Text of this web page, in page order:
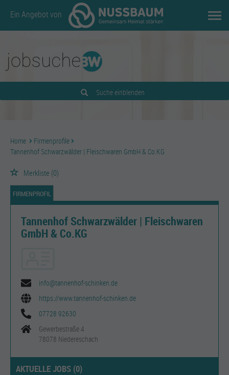
Ein Angebot von
Suche einblenden
Home
Firmenprofile
Tannenhof Schwarzwälder | Fleischwaren GmbH & Co.KG
Merkliste (0)
FIRMENPROFIL
Tannenhof Schwarzwälder | Fleischwaren
GmbH & Co.KG
info@tannenhof-schinken.de
https://www.tannenhof-schinken.de
07728 92630
Gewerbestraße 4
78078 Niedereschach
AKTUELLE JOBS (0)